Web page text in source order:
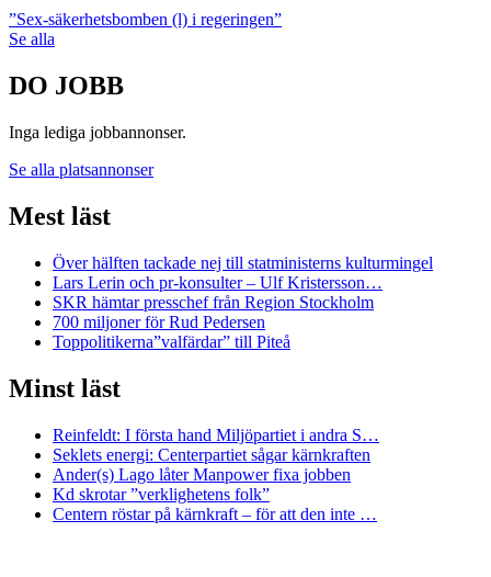
”Sex-säkerhetsbomben (l) i regeringen”
Se alla
DO JOBB
Inga lediga jobbannonser.
Se alla platsannonser
Mest läst
Över hälften tackade nej till statministerns kulturmingel
Lars Lerin och pr-konsulter – Ulf Kristersson…
SKR hämtar presschef från Region Stockholm
700 miljoner för Rud Pedersen
Toppolitikerna”valfärdar” till Piteå
Minst läst
Reinfeldt: I första hand Miljöpartiet i andra S…
Seklets energi: Centerpartiet sågar kärnkraften
Ander(s) Lago låter Manpower fixa jobben
Kd skrotar ”verklighetens folk”
Centern röstar på kärnkraft – för att den inte …